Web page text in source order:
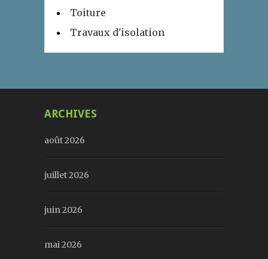
Toiture
Travaux d'isolation
ARCHIVES
août 2026
juillet 2026
juin 2026
mai 2026